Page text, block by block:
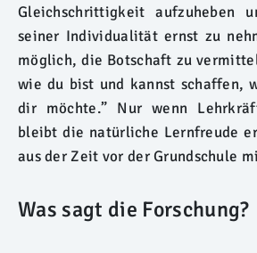
Gleichschrittigkeit aufzuheben
seiner Individualität ernst zu
möglich, die Botschaft zu
wie du bist und kannst schaffen,
dir möchte.” Nur wenn
bleibt die natürliche Lernfreude
aus der Zeit vor der Grundschule
Was sagt die Forschung?